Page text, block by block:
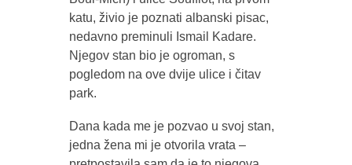
katu, živio je poznati albanski pisac,
nedavno preminuli Ismail Kadare.
Njegov stan bio je ogroman, s
pogledom na ove dvije ulice i čitav
park.
Dana kada me je pozvao u svoj stan,
jedna žena mi je otvorila vrata –